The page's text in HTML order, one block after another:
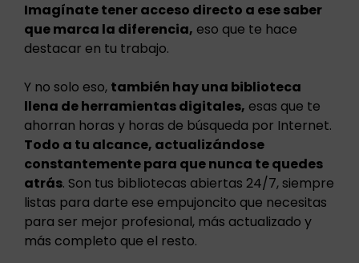
Imagínate tener acceso directo a ese saber
que marca la diferencia, eso que te hace
destacar en tu trabajo.
Y no solo eso, también hay una biblioteca
llena de herramientas digitales, esas que te
ahorran horas y horas de búsqueda por Internet.
Todo a tu alcance, actualizándose
constantemente para que nunca te quedes
atrás. Son tus bibliotecas abiertas 24/7, siempre
listas para darte ese empujoncito que necesitas
para ser mejor profesional, más actualizado y
más completo que el resto.